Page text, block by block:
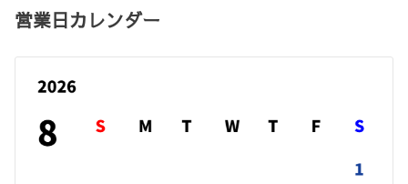
営業日カレンダー